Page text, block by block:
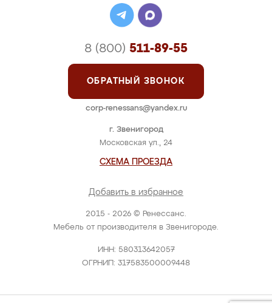
2015 - 2026 © Ренессанс.
Мебель от производителя в Звенигороде.
ИНН: 580313642057
ОГРНИП: 317583500009448
г. Звенигород
Московская ул., 24
СХЕМА ПРОЕЗДА
Добавить в избранное
8 (800) 511-89-55
ОБРАТНЫЙ ЗВОНОК
corp-renessans@yandex.ru